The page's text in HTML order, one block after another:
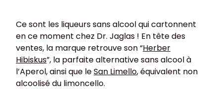
Ce sont les liqueurs sans alcool qui cartonnent
en ce moment chez Dr. Jaglas ! En tête des
ventes, la marque retrouve son “Herber
Hibiskus”, la parfaite alternative sans alcool à
l’Aperol, ainsi que leSan Limello, équivalent non
alcoolisé du limoncello.